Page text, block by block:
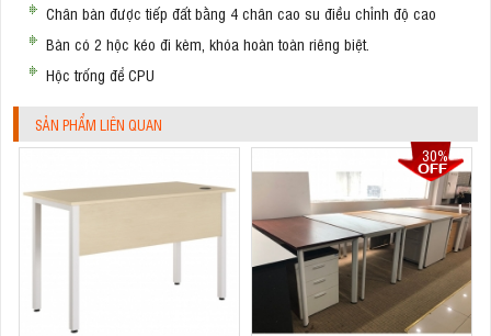
Chân bàn được tiếp đất bằng 4 chân cao su điều chỉnh độ cao
Bàn có 2 hộc kéo đi kèm, khóa hoàn toàn riêng biệt.
Hộc trống để CPU
SẢN PHẨM LIÊN QUAN
30%